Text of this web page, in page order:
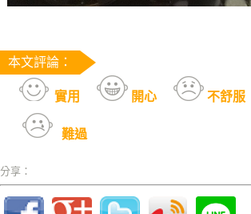
本文評論：
實用 開心 不舒服
難過
分享：